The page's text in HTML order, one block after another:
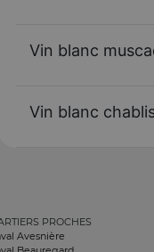
Vin blanc
Vin blanc
PROCHES
Avesnière